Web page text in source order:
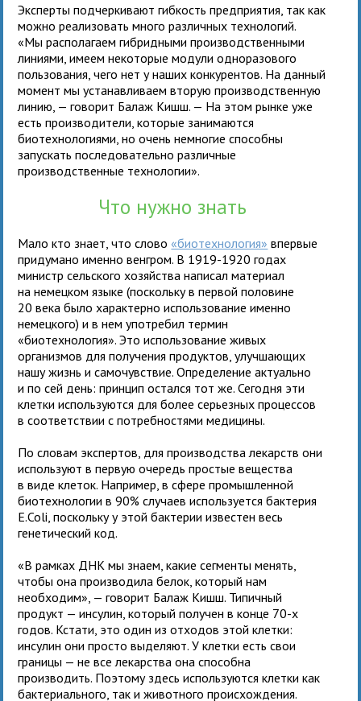
Эксперты подчеркивают гибкость предприятия, так как
можно реализовать много различных технологий.
«Мы располагаем гибридными производственными
линиями, имеем некоторые модули одноразового
пользования, чего нет у наших конкурентов. На данный
момент мы устанавливаем вторую производственную
линию, — говорит Балаж Кишш. — На этом рынке уже
есть производители, которые занимаются
биотехнологиями, но очень немногие способны
запускать последовательно различные
производственные технологии».
Что нужно знать
Мало кто знает, что слово «биотехнология» впервые
придумано именно венгром. В 1919-1920 годах
министр сельского хозяйства написал материал
на немецком языке (поскольку в первой половине
20 века было характерно использование именно
немецкого) и в нем употребил термин
«биотехнология». Это использование живых
организмов для получения продуктов, улучшающих
нашу жизнь и самочувствие. Определение актуально
и по сей день: принцип остался тот же. Сегодня эти
клетки используются для более серьезных процессов
в соответствии с потребностями медицины.
По словам экспертов, для производства лекарств они
используют в первую очередь простые вещества
в виде клеток. Например, в сфере промышленной
биотехнологии в 90% случаев используется бактерия
E.Coli, поскольку у этой бактерии известен весь
генетический код.
«В рамках ДНК мы знаем, какие сегменты менять,
чтобы она производила белок, который нам
необходим», — говорит Балаж Кишш. Типичный
продукт — инсулин, который получен в конце 70-х
годов. Кстати, это один из отходов этой клетки:
инсулин они просто выделяют. У клетки есть свои
границы — не все лекарства она способна
производить. Поэтому здесь используются клетки как
бактериального, так и животного происхождения.